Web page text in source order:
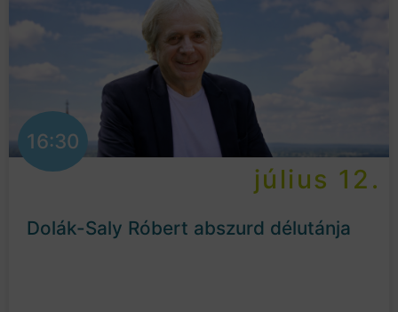
16:30
július 12.
Dolák-Saly Róbert abszurd délutánja